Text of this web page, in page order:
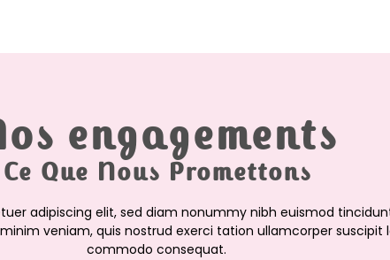
engagements
Ce Que Nous Promettons
adipiscing elit, sed diam nonummy nibh euismod
veniam, quis nostrud exerci tation ullamcorper suscipit
commodo consequat.